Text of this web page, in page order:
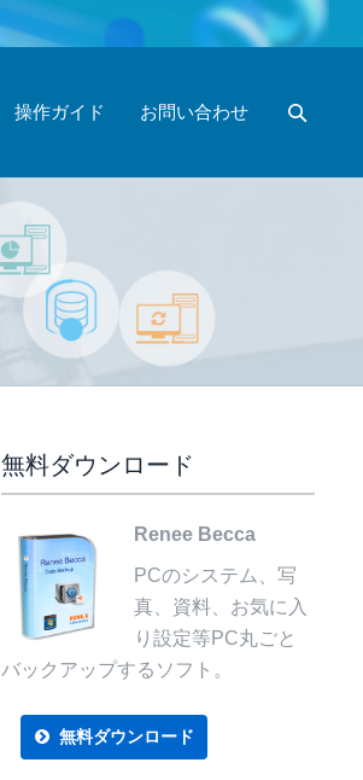
操作ガイド お問い合わせ
無料ダウンロード
Renee Becca
PCのシステム、写
真、資料、お気に入
り設定等PC丸ごと
バックアップするソフト。
無料ダウンロード